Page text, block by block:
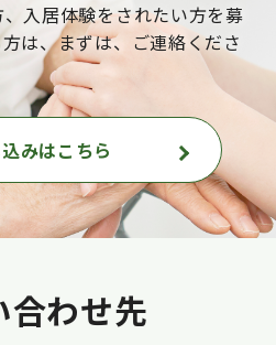
入居体験をされたい方を募
は、まずは、ご連絡くださ
みはこちら
合わせ先